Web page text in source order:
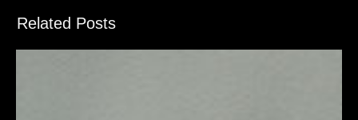
Related Posts